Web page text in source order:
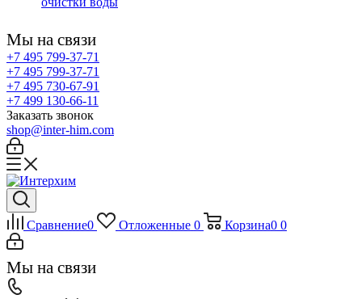
Мы на связи
+7 495 799-37-71
+7 495 799-37-71
+7 495 730-67-91
+7 499 130-66-11
Заказать звонок
shop@inter-him.com
Сравнение0 Отложенные 0 Корзина0 0
Мы на связи